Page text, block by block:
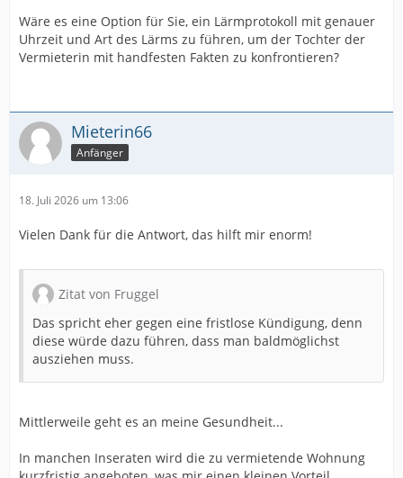
Wäre es eine Option für Sie, ein Lärmprotokoll mit genauer
Uhrzeit und Art des Lärms zu führen, um der Tochter der
Vermieterin mit handfesten Fakten zu konfrontieren?
Mieterin66
Anfänger
18. Juli 2026 um 13:06
Vielen Dank für die Antwort, das hilft mir enorm!
Zitat von Fruggel
Das spricht eher gegen eine fristlose Kündigung, denn
diese würde dazu führen, dass man baldmöglichst
ausziehen muss.
Mittlerweile geht es an meine Gesundheit...
In manchen Inseraten wird die zu vermietende Wohnung